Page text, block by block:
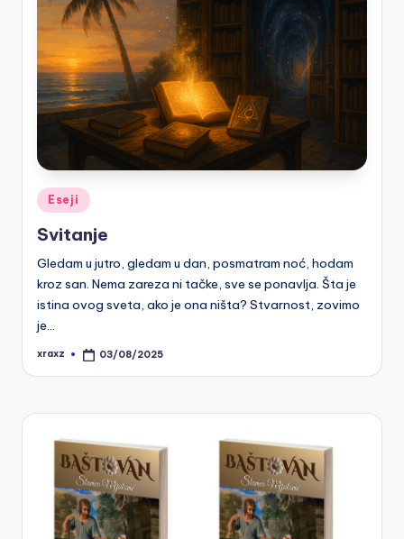
Posted
Eseji
Svitanje
Gledam u jutro, gledam u dan, posmatram noć, hodam
kroz san. Nema zareza ni tačke, sve se ponavlja. Šta je
istina ovog sveta, ako je ona ništa? Stvarnost, zovimo
je…
Posted
xraxz 03/08/2025